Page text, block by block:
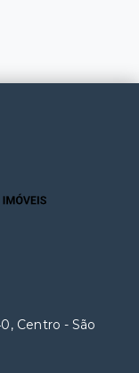
Centro - São